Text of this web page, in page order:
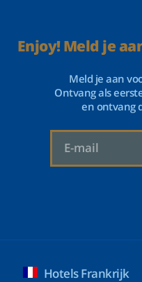
Enjoy! Meld je
Meld je aan
Ontvang als
en ontvang
Hotels Frankrijk